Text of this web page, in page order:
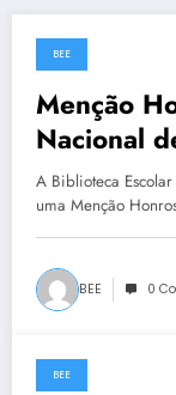
30 de Junho, 2023
BEE
Menção
Nacional
A Biblioteca
uma Menção
BEE 0
20 de Junho, 2023
BEE